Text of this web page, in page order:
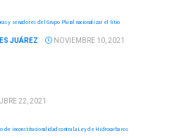
y senadores del Grupo Plural nacionalizar el litio
JUÁREZ NOVIEMBRE 10, 2021
22, 2021
de inconstitucionalidad contra la Ley de Hidrocarburos